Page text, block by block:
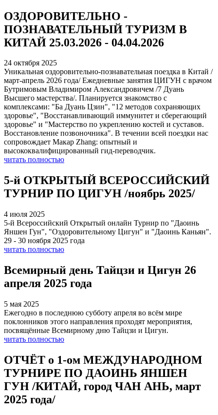
ОЗДОРОВИТЕЛЬНО -
ПОЗНАВАТЕЛЬНЫЙ ТУРИЗМ В
КИТАЙ 25.03.2026 - 04.04.2026
24 октября 2025
Уникальная оздоровительно-познавательная поездка в Китай /
март-апрель 2026 года/ Ежедневные занятия ЦИГУН с врачом
Бутримовым Владимиром Александровичем /7 Дуань
Высшего мастерства/. Планируется знакомство с
комплексами: "Ба Дуань Цзин", "12 методов сохраняющих
здоровье", "Восстанавливающий иммунитет и сберегающий
здоровье" и "Мастерство по укреплению костей и суставов.
Восстановление позвоночника". В течении всей поездки нас
сопровождает Макар Zhang: опытный и
высококвалифицированный гид-переводчик.
читать полностью
5-й ОТКРЫТЫЙ ВСЕРОССИЙСКИЙ
ТУРНИР ПО ЦИГУН /ноябрь 2025/
4 июля 2025
5-й Всероссийский Открытый онлайн Турнир по "Даоинь
Яншен Гун", "Оздоровительному Цигун" и "Даоинь Каньян".
29 - 30 ноября 2025 года
читать полностью
Всемирный день Тайцзи и Цигун 26
апреля 2025 года
5 мая 2025
Ежегодно в последнюю субботу апреля во всём мире
поклонников этого направления проходят мероприятия,
посвящённые Всемирному дню Тайцзи и Цигун.
читать полностью
ОТЧЁТ о 1-ом МЕЖДУНАРОДНОМ
ТУРНИРЕ ПО ДАОИНЬ ЯНШЕН
ГУН /КИТАЙ, город ЧАН АНЬ, март
2025 года/